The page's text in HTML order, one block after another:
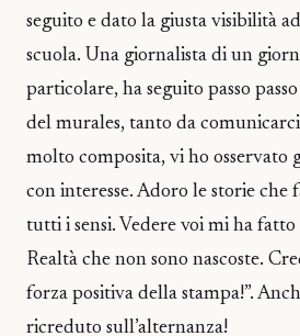
seguito e dato la giusta visibilità
scuola. Una giornalista di un
particolare, ha seguito passo
del murales, tanto da
molto composita, vi ho osservato
con interesse. Adoro le storie che
tutti i sensi. Vedere voi mi ha fatto
Realtà che non sono nascoste.
forza positiva della stampa!”.
ricreduto sull’alternanza!